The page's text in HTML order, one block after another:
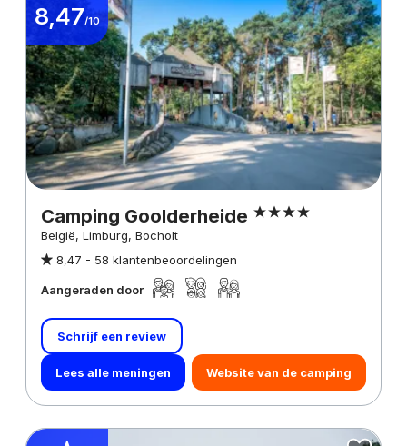
8,47/10
Camping Goolderheide
België, Limburg, Bocholt
8,47 - 58 klantenbeoordelingen
Aangeraden door
Schrijf een review
Lees alle meningen Website van de camping